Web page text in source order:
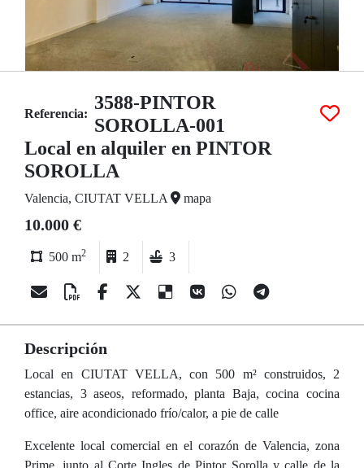
Referencia:
3588-PINTOR
SOROLLA-001
Local en alquiler en PINTOR
SOROLLA
Valencia, CIUTAT VELLA mapa
10.000 €
500 m2 2 3
Descripción
Local en CIUTAT VELLA, con 500 m² construidos, 2
estancias, 3 aseos, reformado, planta Baja, cocina cocina
office, aire acondicionado frío/calor, a pie de calle
Excelente local comercial en el corazón de Valencia, zona
Prime, junto al Corte Ingles de Pintor Sorolla y calle de la